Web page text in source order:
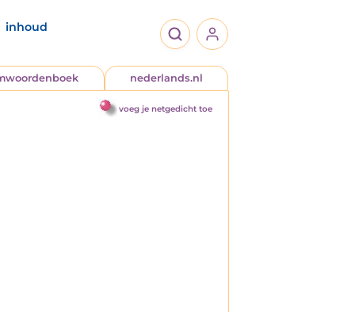
inhoud
nederlands.nl
voeg je netgedicht toe